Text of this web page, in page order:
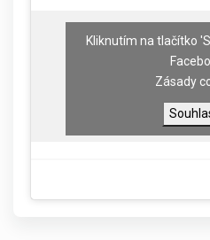
Kliknutím na tlačítko
Zásady